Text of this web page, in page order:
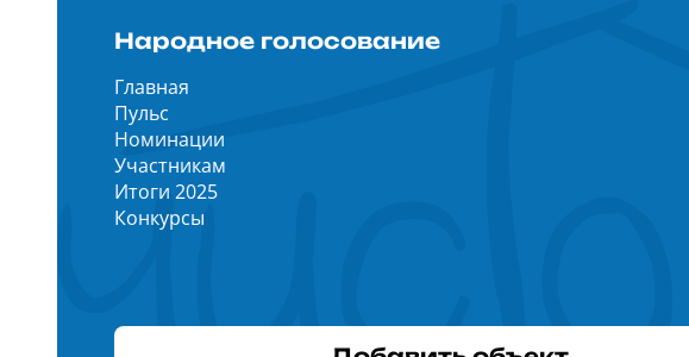
Народное голосование
Главная
Пульс
Номинации
Участникам
Итоги 2025
Конкурсы